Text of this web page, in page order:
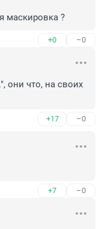
маскировка ?
+0 –0
они что, на своих
+17 –0
+7 –0